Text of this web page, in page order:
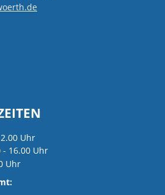
Uhr
- 16.00 Uhr
Uhr